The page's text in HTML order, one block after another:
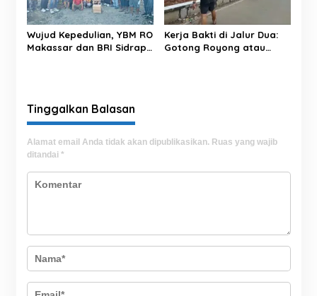
Wujud Kepedulian, YBM RO
Makassar dan BRI Sidrap
Kerja Bakti di Jalur Dua:
Gotong Royong atau
Tinggalkan Balasan
Alamat email Anda tidak akan dipublikasikan. Ruas yang wajib
ditandai *